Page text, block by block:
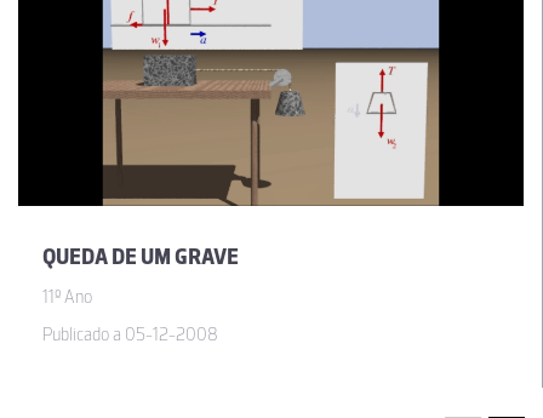
QUEDA DE UM GRAVE
11º Ano
Publicado a 05-12-2008